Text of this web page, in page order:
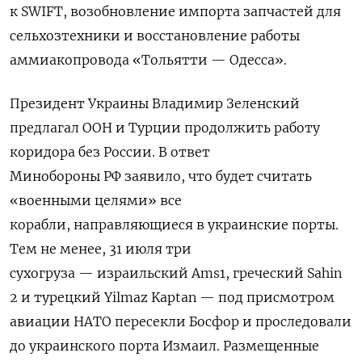
к SWIFT, возобновление импорта запчастей для
сельхозтехники и восстановление работы
аммиакопровода «Тольятти — Одесса».
Президент Украины Владимир Зеленский
предлагал ООН и Турции продолжить работу
коридора без России. В ответ
Минобороны РФ заявило, что будет считать
«военными целями» все
корабли, направляющиеся в украинские порты.
Тем не менее, 31 июля три
сухогруза — израильский Ams1, греческий Sahin
2 и турецкий Yilmaz Kaptan — под присмотром
авиации НАТО пересекли Босфор и проследовали
до украинского порта Измаил. Размещенные